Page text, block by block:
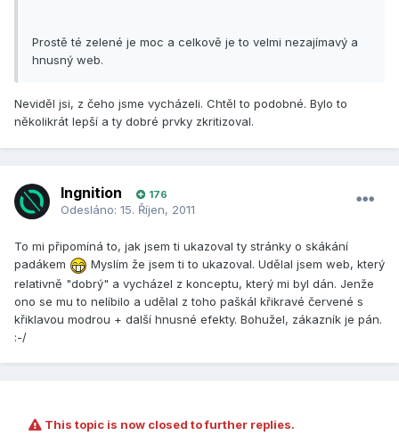
Prostě té zelené je moc a celkově je to velmi nezajímavý a
hnusný web.
Neviděl jsi, z čeho jsme vycházeli. Chtěl to podobné. Bylo to
několikrát lepší a ty dobré prvky zkritizoval.
Ingnition 176
Odesláno: 15. Říjen, 2011
To mi připomíná to, jak jsem ti ukazoval ty stránky o skákání
padákem
Myslím že jsem ti to ukazoval. Udělal jsem web, který
relativně "dobrý" a vycházel z konceptu, který mi byl dán. Jenže
ono se mu to nelíbilo a udělal z toho paškál křikravé červené s
křiklavou modrou + další hnusné efekty. Bohužel, zákazník je pán.
:-/
This topic is now closed to further replies.